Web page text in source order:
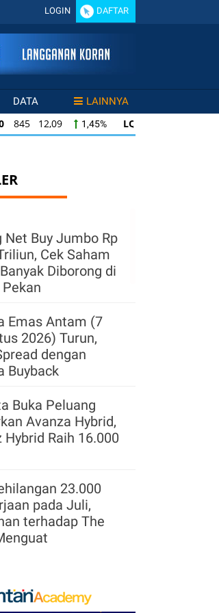
LOGIN DAFTAR
DATA LAINNYA
12,09 1,45% LQ45 640 9,44
1,45% LQ45 640 9,44
Net Buy Jumbo Rp
Cek Saham
Diborong di
Emas Antam (7
2026) Turun,
dengan
Buyback
Buka Peluang
Avanza Hybrid,
Hybrid Raih 16.000
23.000
pada Juli,
terhadap The
Tembus Level
dalam 7 Pekan